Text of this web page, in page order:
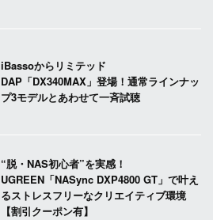
iBassoからリミテッド
DAP「DX340MAX」登場！通常ラインナッ
プ3モデルとあわせて一斉試聴
“脱・NAS初心者”を実感！
UGREEN「NASync DXP4800 GT」で叶え
るストレスフリーなクリエイティブ環境
【割引クーポン有】